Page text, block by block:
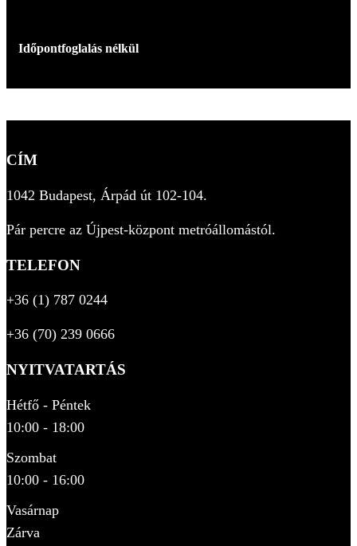
Időpontfoglalás nélkül
CÍM
1042 Budapest, Árpád út 102-104.
Pár percre az Újpest-központ metróállomástól.
TELEFON
+36 (1) 787 0244
+36 (70) 239 0666
NYITVATARTÁS
Hétfő - Péntek
10:00 - 18:00
Szombat
10:00 - 16:00
Vasárnap
Zárva